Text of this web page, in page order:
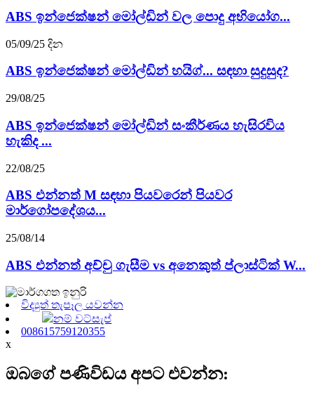
ABS ඉන්ජෙක්ෂන් මෝල්ඩින් වල පොදු අභියෝග...
05/09/25 දින
ABS ඉන්ජෙක්ෂන් මෝල්ඩින් හයිග්... සඳහා සුදුසුද?
29/08/25
ABS ඉන්ජෙක්ෂන් මෝල්ඩින් සංකීර්ණය හැසිරවිය
හැකිද ...
22/08/25
ABS එන්නත් M සඳහා පියවරෙන් පියවර
මාර්ගෝපදේශය...
25/08/14
ABS එන්නත් අච්චු ගැසීම vs අනෙකුත් ප්ලාස්ටික් W...
විද්‍යුත් තැපෑල යවන්න
නම් වට්සැප්
008615759120355
x
ඔබගේ පණිවිඩය අපට එවන්න: